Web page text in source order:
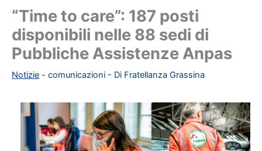
“Time to care”: 187 posti
disponibili nelle 88 sedi di
Pubbliche Assistenze Anpas
Notizie - comunicazioni - Di Fratellanza Grassina